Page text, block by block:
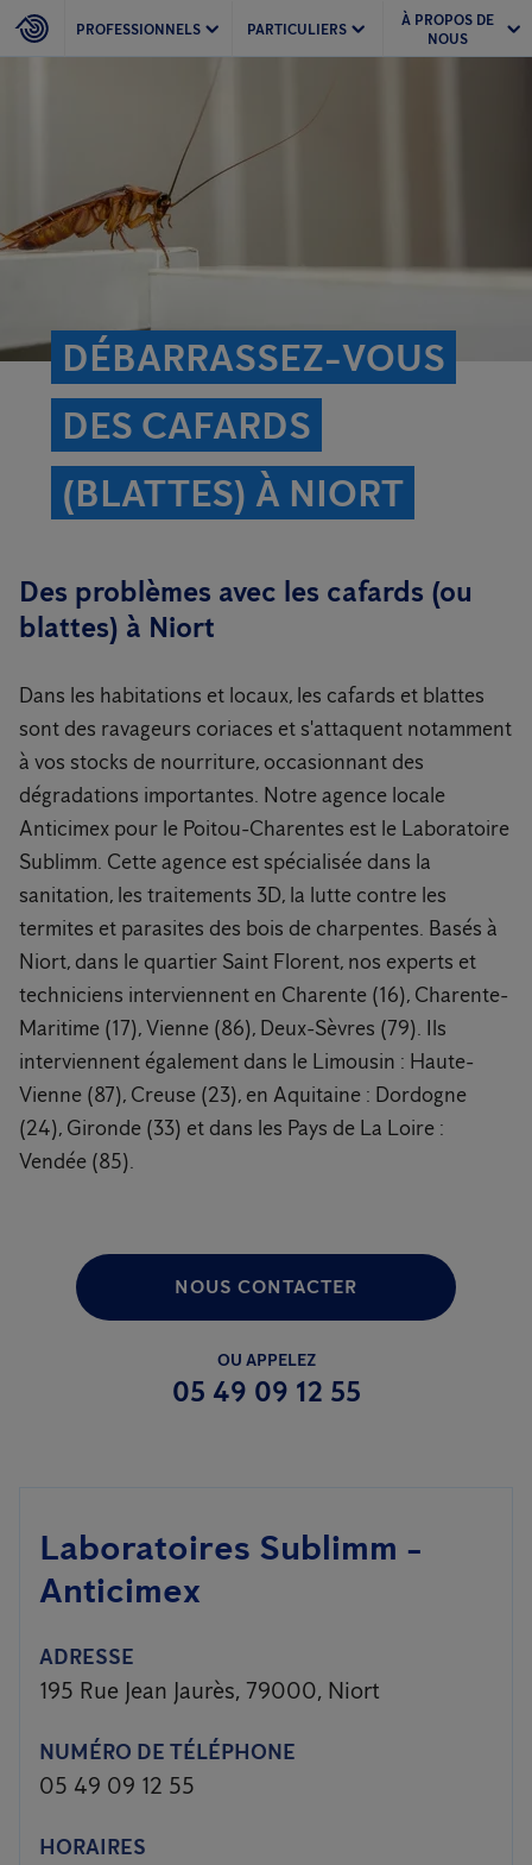
PROFESSIONNELS PARTICULIERS
À PROPOS DE
NOUS
DÉBARRASSEZ-VOUS
DES CAFARDS
(BLATTES) À NIORT
Des problèmes avec les cafards (ou
blattes) à Niort
Dans les habitations et locaux, les cafards et blattes
sont des ravageurs coriaces et s'attaquent notamment
à vos stocks de nourriture, occasionnant des
dégradations importantes. Notre agence locale
Anticimex pour le Poitou-Charentes est le Laboratoire
Sublimm. Cette agence est spécialisée dans la
sanitation, les traitements 3D, la lutte contre les
termites et parasites des bois de charpentes. Basés à
Niort, dans le quartier Saint Florent, nos experts et
techniciens interviennent en Charente (16), Charente-
Maritime (17), Vienne (86), Deux-Sèvres (79). Ils
interviennent également dans le Limousin : Haute-
Vienne (87), Creuse (23), en Aquitaine : Dordogne
(24), Gironde (33) et dans les Pays de La Loire :
Vendée (85).
NOUS CONTACTER
OU APPELEZ
05 49 09 12 55
Laboratoires Sublimm -
Anticimex
ADRESSE
195 Rue Jean Jaurès, 79000, Niort
NUMÉRO DE TÉLÉPHONE
05 49 09 12 55
HORAIRES